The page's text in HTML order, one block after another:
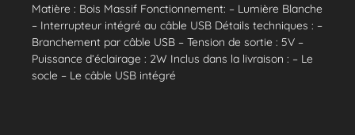
Matière : Bois Massif Fonctionnement: – Lumière Blanche
– Interrupteur intégré au câble USB Détails techniques : –
Branchement par câble USB – Tension de sortie : 5V –
Puissance d’éclairage : 2W Inclus dans la livraison : – Le
socle – Le câble USB intégré